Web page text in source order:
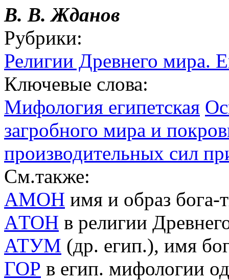
В. В. Жданов
Рубрики:
Религии Древнего мира.
Ключевые слова:
Мифология египетская
загробного мира и
производительных сил
См.также:
АМОН имя и образ бога-
AТОН в религии
АТУМ (др. егип.), имя
ГОР в егип. мифологии